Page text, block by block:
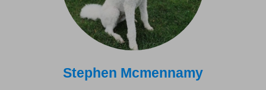
Stephen Mcmennamy